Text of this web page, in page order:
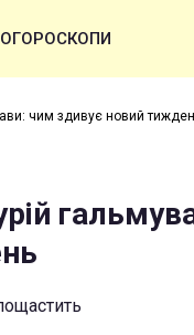
ГОРОСКОПИ
чим здивує новий